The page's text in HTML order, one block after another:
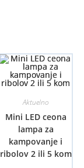
Aktuelno
Mini LED ceona
lampa za
kampovanje i
ribolov 2 ili 5 kom